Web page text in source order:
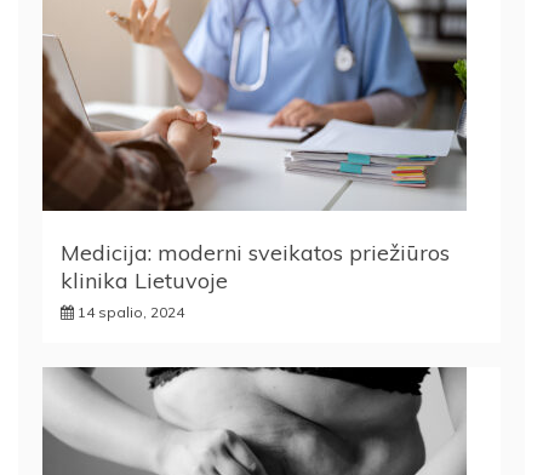
Medicija: moderni sveikatos priežiūros
klinika Lietuvoje
14 spalio, 2024